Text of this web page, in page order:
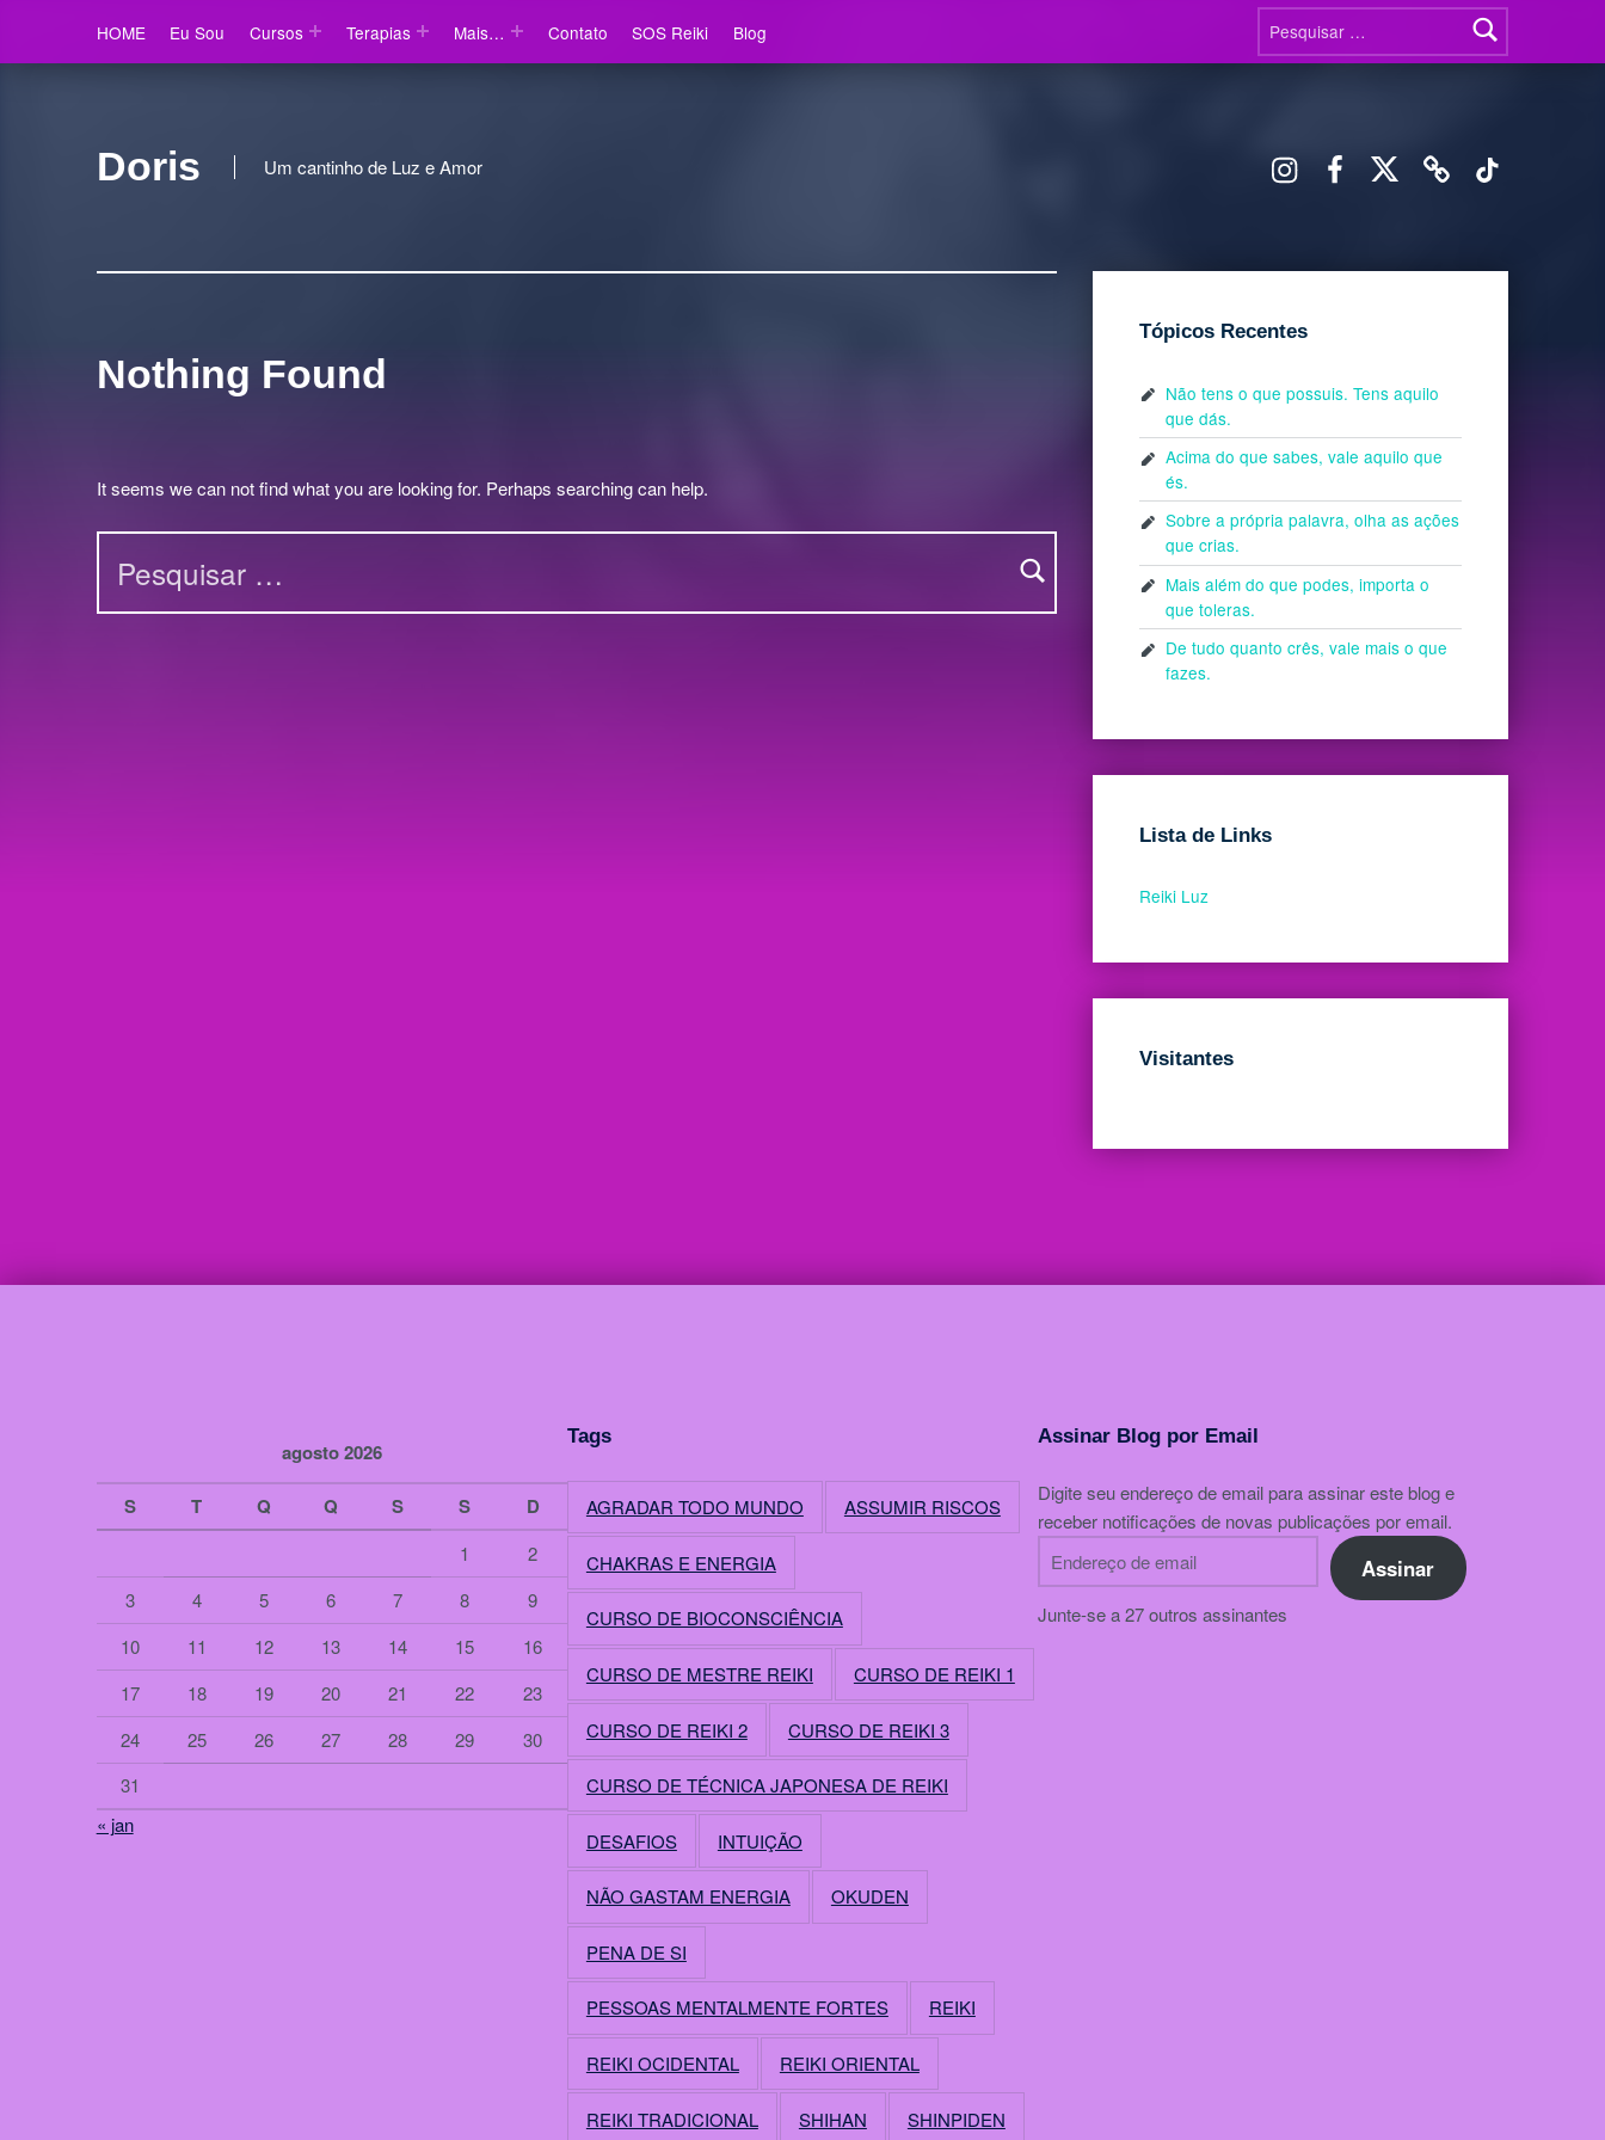
Pesquisar por:
HOME
Eu Sou Cursos Terapias Mais… Contato SOS Reiki Blog
Doris Um cantinho de Luz e Amor
Nothing Found
It seems we can not find what you are looking for. Perhaps searching can help.
Pesquisar por:
Tópicos Recentes
Não tens o que possuis. Tens aquilo
que dás.
Acima do que sabes, vale aquilo que
és.
Sobre a própria palavra, olha as ações
que crias.
Mais além do que podes, importa o
que toleras.
De tudo quanto crês, vale mais o que
fazes.
Lista de Links
Reiki Luz
Visitantes
agosto 2026
S T Q Q S S D
1
2
3
4 5 6 7 8
9
10
11 12 13 14 15
16
17
18 19 20 21 22
23
24
25 26 27 28 29
30
31
« jan
Tags
AGRADAR TODO MUNDO ASSUMIR RISCOS
CHAKRAS E ENERGIA
CURSO DE BIOCONSCIÊNCIA
CURSO DE MESTRE REIKI CURSO DE REIKI 1
CURSO DE REIKI 2 CURSO DE REIKI 3
CURSO DE TÉCNICA JAPONESA DE REIKI
DESAFIOS INTUIÇÃO
NÃO GASTAM ENERGIA OKUDEN
PENA DE SI
PESSOAS MENTALMENTE FORTES REIKI
REIKI OCIDENTAL REIKI ORIENTAL
REIKI TRADICIONAL SHIHAN SHINPIDEN
Assinar Blog por Email
Digite seu endereço de email para assinar este blog e
receber notificações de novas publicações por email.
Endereço de email
Assinar
Junte-se a 27 outros assinantes